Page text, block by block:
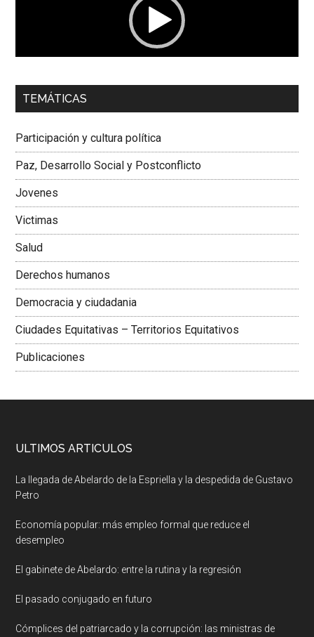
00:00 01:04
Dra. Carolina Corcho Mejía,Presidenta Corporación
Colombiana
TEMÁTICAS
Participación y cultura política
Paz, Desarrollo Social y Postconflicto
Jovenes
Victimas
Salud
Derechos humanos
Democracia y ciudadania
Ciudades Equitativas – Territorios Equitativos
Publicaciones
ULTIMOS ARTICULOS
La llegada de Abelardo de la Espriella y la despedida de Gustavo
Petro
Economía popular: más empleo formal que reduce el
desempleo
El gabinete de Abelardo: entre la rutina y la regresión
El pasado conjugado en futuro
Cómplices del patriarcado y la corrupción: las ministras de